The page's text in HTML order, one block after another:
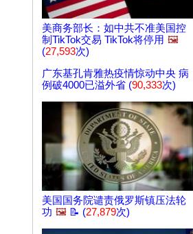
美商务部长：如中共不准美国控
制TikTok交易 TikTok将停用 🖼️
(27,593次)
广东基孔肯雅热疫情惊动中央 病
例破4000已溢外省 (90,333次)
美国国务院谴责俄罗斯镇压法轮
功 🖼️ 📝 (27,879次)